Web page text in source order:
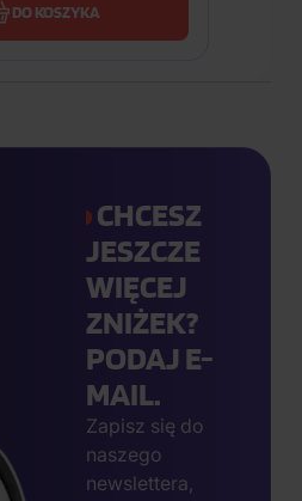
DO KOSZYKA
CHCESZ
JESZCZE
WIĘCEJ
ZNIŻEK?
PODAJ E-
MAIL.
Zapisz się do
naszego
newslettera,